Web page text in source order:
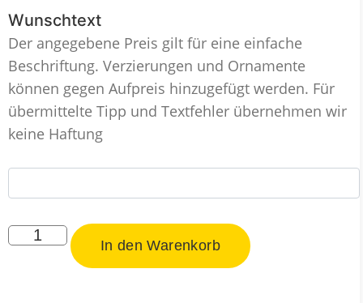
Wunschtext
Der angegebene Preis gilt für eine einfache
Beschriftung. Verzierungen und Ornamente
können gegen Aufpreis hinzugefügt werden. Für
übermittelte Tipp und Textfehler übernehmen wir
keine Haftung
In den Warenkorb